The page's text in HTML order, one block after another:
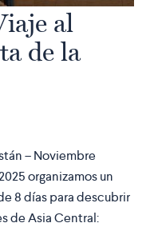
al
de la
– Noviembre
organizamos un
8 días para descubrir
de Asia Central: